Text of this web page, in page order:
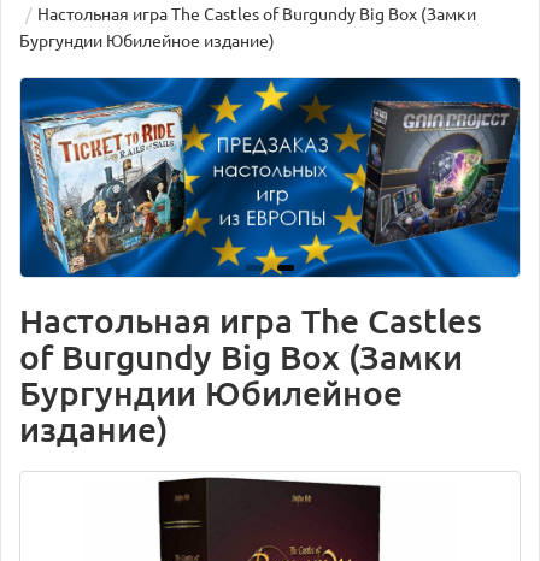
Настольная игра The Castles of Burgundy Big Box (Замки
Бургундии Юбилейное издание)
Настольная игра The Castles
of Burgundy Big Box (Замки
Бургундии Юбилейное
издание)